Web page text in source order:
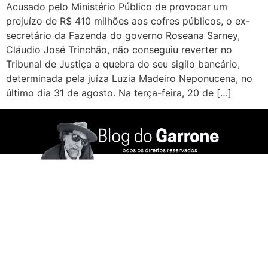
Acusado pelo Ministério Público de provocar um
prejuízo de R$ 410 milhões aos cofres públicos, o ex-
secretário da Fazenda do governo Roseana Sarney,
Cláudio José Trinchão, não conseguiu reverter no
Tribunal de Justiça a quebra do seu sigilo bancário,
determinada pela juíza Luzia Madeiro Neponucena, no
último dia 31 de agosto. Na terça-feira, 20 de […]